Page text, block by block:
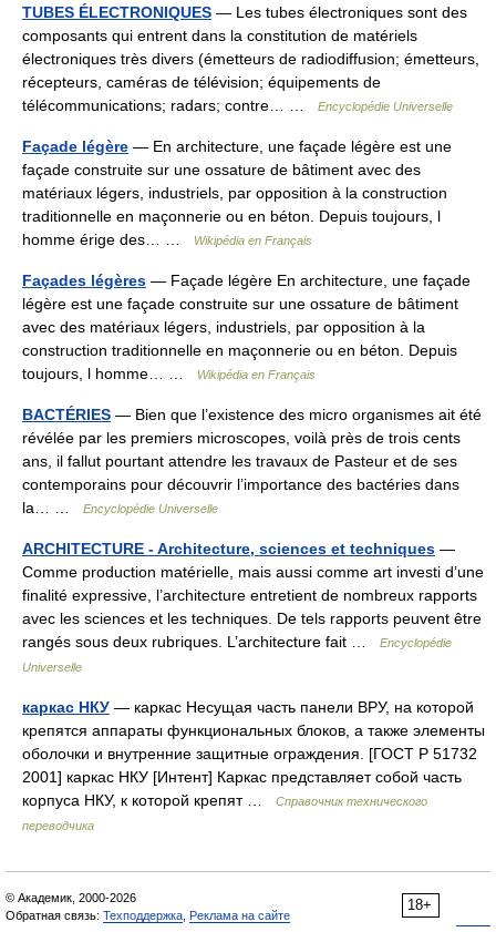
TUBES ÉLECTRONIQUES — Les tubes électroniques sont des
composants qui entrent dans la constitution de matériels
électroniques très divers (émetteurs de radiodiffusion; émetteurs,
récepteurs, caméras de télévision; équipements de
télécommunications; radars; contre… …
Encyclopédie Universelle
Façade légère — En architecture, une façade légère est une
façade construite sur une ossature de bâtiment avec des
matériaux légers, industriels, par opposition à la construction
traditionnelle en maçonnerie ou en béton. Depuis toujours, l
homme érige des… …
Wikipédia en Français
Façades légères — Façade légère En architecture, une façade
légère est une façade construite sur une ossature de bâtiment
avec des matériaux légers, industriels, par opposition à la
construction traditionnelle en maçonnerie ou en béton. Depuis
toujours, l homme… …
Wikipédia en Français
BACTÉRIES — Bien que l’existence des micro organismes ait été
révélée par les premiers microscopes, voilà près de trois cents
ans, il fallut pourtant attendre les travaux de Pasteur et de ses
contemporains pour découvrir l’importance des bactéries dans
la… …
Encyclopédie Universelle
ARCHITECTURE - Architecture, sciences et techniques —
Comme production matérielle, mais aussi comme art investi d’une
finalité expressive, l’architecture entretient de nombreux rapports
avec les sciences et les techniques. De tels rapports peuvent être
rangés sous deux rubriques. L’architecture fait …
Encyclopédie
Universelle
каркас НКУ — каркас Несущая часть панели ВРУ, на которой
крепятся аппараты функциональных блоков, а также элементы
оболочки и внутренние защитные ограждения. [ГОСТ Р 51732
2001] каркас НКУ [Интент] Каркас представляет собой часть
корпуса НКУ, к которой крепят …
Справочник технического
переводчика
18+
© Академик, 2000-2026
Обратная связь: Техподдержка Реклама на сайте